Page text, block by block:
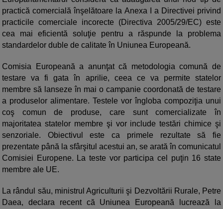
practică comercială înşelătoare la Anexa I a Directivei privind
practicile comerciale incorecte (Directiva 2005/29/EC) este
cea mai eficientă soluţie pentru a răspunde la problema
standardelor duble de calitate în Uniunea Europeană.
Comisia Europeană a anunţat că metodologia comună de
testare va fi gata în aprilie, ceea ce va permite statelor
membre să lanseze în mai o campanie coordonată de testare
a produselor alimentare. Testele vor îngloba compoziţia unui
coş comun de produse, care sunt comercializate în
majoritatea statelor membre şi vor include testări chimice şi
senzoriale. Obiectivul este ca primele rezultate să fie
prezentate până la sfârşitul acestui an, se arată în comunicatul
Comisiei Europene. La teste vor participa cel puţin 16 state
membre ale UE.
La rândul său, ministrul Agriculturii şi Dezvoltării Rurale, Petre
Daea, declara recent că Uniunea Europeană lucrează la